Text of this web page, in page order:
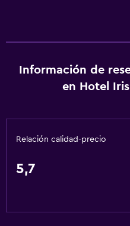
Calefacción
Gel de ducha
Información de
en Hotel
Relación calidad-precio
5,7